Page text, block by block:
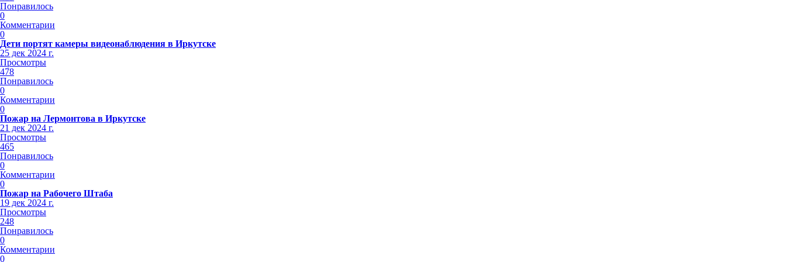
Понравилось
0
Комментарии
0
Дети портят камеры видеонаблюдения в Иркутске
25 дек 2024 г.
Просмотры
478
Понравилось
0
Комментарии
0
Пожар на Лермонтова в Иркутске
21 дек 2024 г.
Просмотры
465
Понравилось
0
Комментарии
0
Пожар на Рабочего Штаба
19 дек 2024 г.
Просмотры
248
Понравилось
0
Комментарии
0